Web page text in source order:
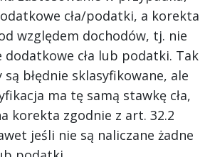
cła/podatki, a korekta
względem dochodów, tj. nie
dodatkowe cła lub podatki. Tak
błędnie sklasyfikowane, ale
ma tę samą stawkę cła,
korekta zgodnie z art. 32.2
jeśli nie są naliczane żadne